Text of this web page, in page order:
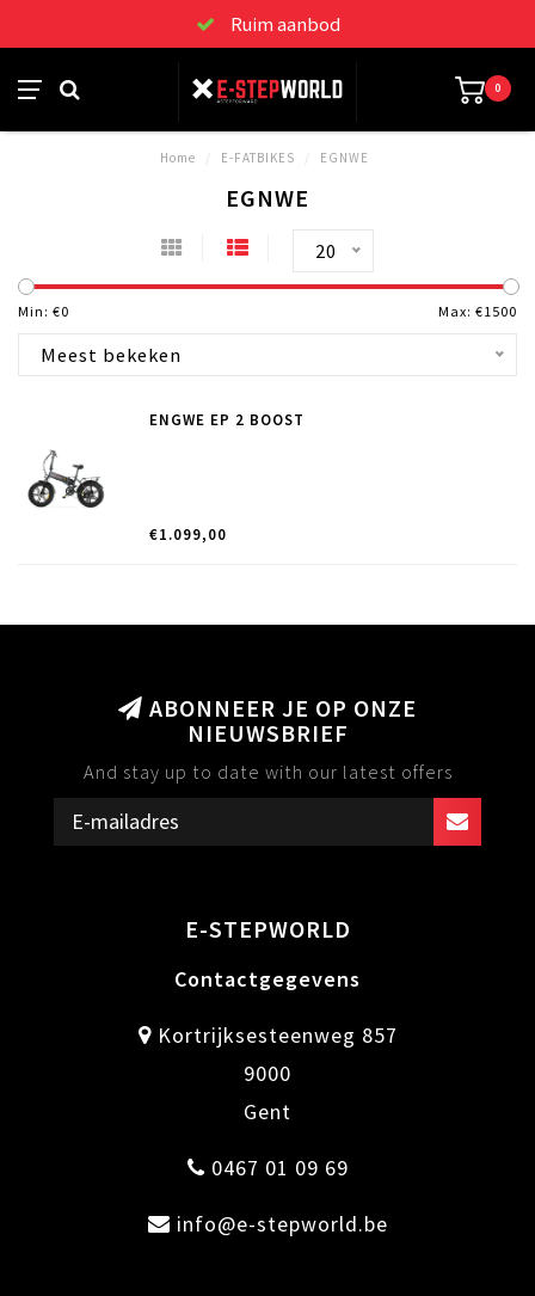
Ruim aanbod
0
Home E-FATBIKES EGNWE
EGNWE
20
Min: €0 Max: €1500
Meest bekeken
ENGWE EP 2 BOOST
€1.099,00
ABONNEER JE OP ONZE
NIEUWSBRIEF
And stay up to date with our latest offers
E-STEPWORLD
Contactgegevens
Kortrijksesteenweg 857
9000
Gent
0467 01 09 69
info@e-stepworld.be